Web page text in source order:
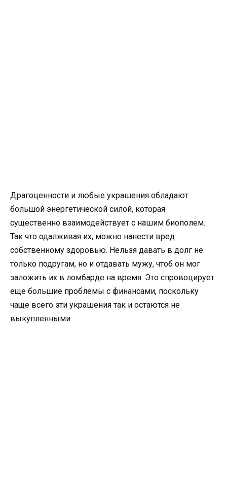
Драгоценности и любые украшения обладают
большой энергетической силой, которая
существенно взаимодействует с нашим биополем.
Так что одалживая их, можно нанести вред
собственному здоровью. Нельзя давать в долг не
только подругам, но и отдавать мужу, чтоб он мог
заложить их в ломбарде на время. Это спровоцирует
еще большие проблемы с финансами, поскольку
чаще всего эти украшения так и остаются не
выкупленными.